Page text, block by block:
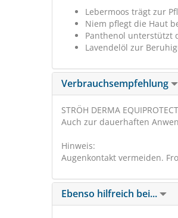
Lebermoos trägt zur
Niem pflegt die Haut
Panthenol unterstützt
Lavendelöl zur
Verbrauchsempfehlung
STRÖH DERMA
Auch zur dauerhaften
Hinweis:
Augenkontakt vermeiden.
Ebenso hilfreich bei...